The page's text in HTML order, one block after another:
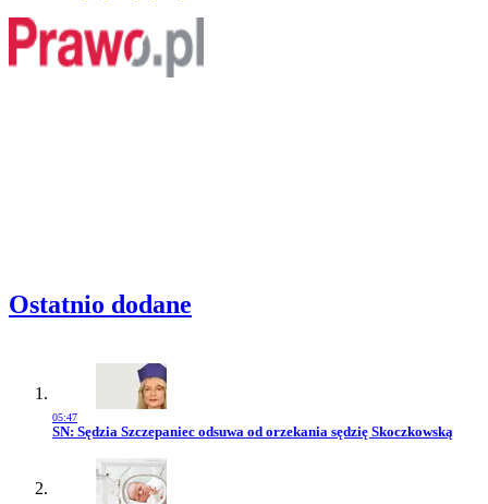
Ostatnio dodane
05:47
Przejdź do artykułu:
SN: Sędzia Szczepaniec odsuwa od orzekania sędzię Skoczkowską